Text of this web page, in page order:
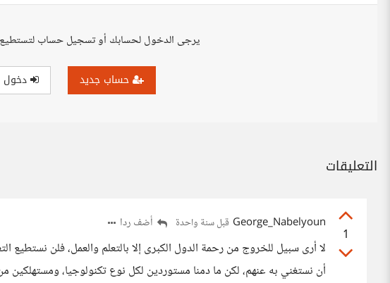
يرجى الدخول لحسابك أو تسجيل حساب لتستطيع
حساب جديد دخول
التعليقات
1
George_Nabelyoun قبل سنة واحدة أضف ردا
لا أرى سبيل للخروج من رحمة الدول الكبرى إلا بالتعلم والعمل، فلن نستطيع
أن نستغني به عنهم، لكن ما دمنا مستوردين لكل نوع تكنولوجيا، ومستهلكين